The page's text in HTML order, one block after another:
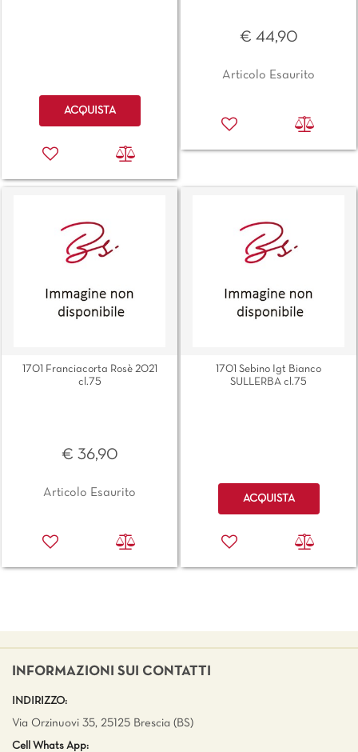
Quantità
ACQUISTA
€ 44,90
Articolo Esaurito
1701 Franciacorta Rosè 2021
cl.75
€ 36,90
Articolo Esaurito
1701 Sebino Igt Bianco
SULLERBA cl.75
Quantità
ACQUISTA
INFORMAZIONI SUI CONTATTI
INDIRIZZO:
Via Orzinuovi 35, 25125 Brescia (BS)
Cell Whats App: